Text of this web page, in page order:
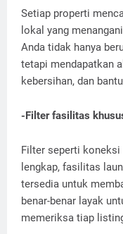
Setiap properti
lokal yang
Anda tidak hanya
tetapi mendapatkan
kebersihan, dan
-Filter fasilitas
Filter seperti koneksi
lengkap, fasilitas
tersedia untuk
benar-benar layak
memeriksa tiap